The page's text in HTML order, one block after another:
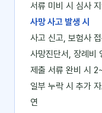
서류 미비 시 심사
사망 사고 발생 시
사고 신고, 보험사
사망진단서, 장례비
제출 서류 완비 시
일부 누락 시 추가
연